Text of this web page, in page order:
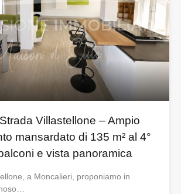
Villastellone – Ampio
mansardato di 135 m² al 4°
e vista panoramica
a Moncalieri, proponiamo in